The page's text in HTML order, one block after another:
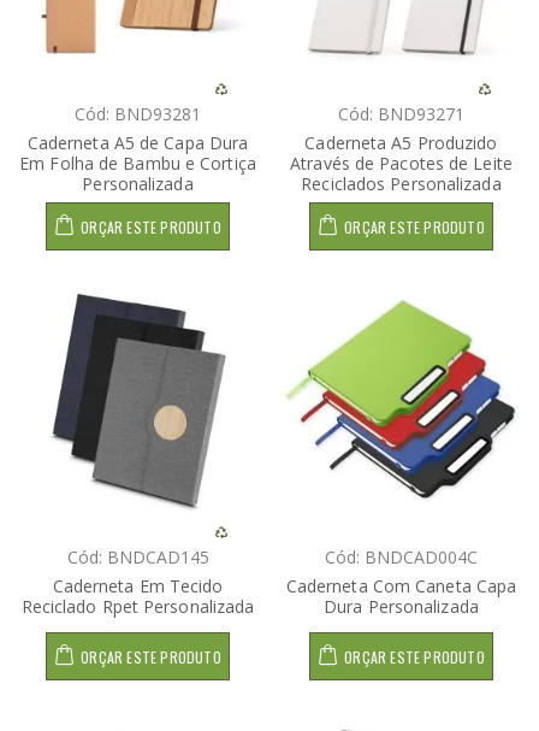
Cód: BND93281
Caderneta A5 de Capa Dura
Em Folha de Bambu e Cortiça
Personalizada
ORÇAR ESTE PRODUTO
Cód: BND93271
Caderneta A5 Produzido
Através de Pacotes de Leite
Reciclados Personalizada
ORÇAR ESTE PRODUTO
Cód: BNDCAD145
Caderneta Em Tecido
Reciclado Rpet Personalizada
ORÇAR ESTE PRODUTO
Cód: BNDCAD004C
Caderneta Com Caneta Capa
Dura Personalizada
ORÇAR ESTE PRODUTO